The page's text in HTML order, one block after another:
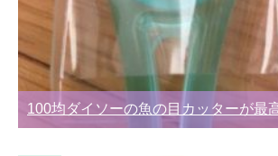
100均ダイソーの魚の目カッターが最